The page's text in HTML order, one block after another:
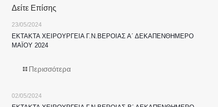
Δείτε Επίσης
23/05/2024
ΕΚΤΑΚΤΑ ΧΕΙΡΟΥΡΓΕΙΑ Γ.Ν.ΒΕΡΟΙΑΣ Α΄ ΔΕΚΑΠΕΝΘΗΜΕΡΟ
ΜΑΪΟΥ 2024
Περισσότερα
02/05/2024